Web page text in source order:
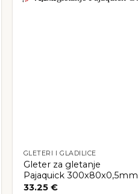
GLETERI I GLADILICE
Gleter za gletanje
Pajaquick 300x80x0,5mm
33.25 €